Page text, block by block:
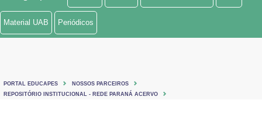
Ministério de Minas e Energia
Ministério do Turismo
Material UAB Periódicos
PORTAL EDUCAPES
NOSSOS PARCEIROS
REPOSITÓRIO INSTITUCIONAL - REDE PARANÁ ACERVO